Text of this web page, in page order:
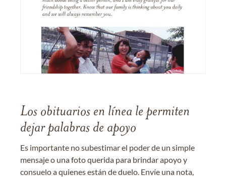
Los obituarios en línea le permiten
dejar palabras de apoyo
Es importante no subestimar el poder de un simple
mensaje o una foto querida para brindar apoyo y
consuelo a quienes están de duelo. Envíe una nota,